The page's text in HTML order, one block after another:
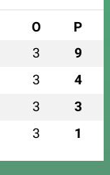
O P
3 9
3 4
3 3
3 1